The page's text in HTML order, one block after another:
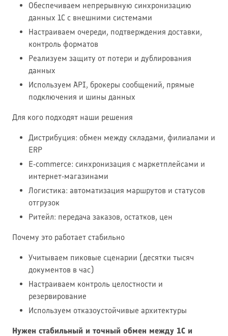
Обеспечиваем непрерывную синхронизацию
данных 1С с внешними системами
Настраиваем очереди, подтверждения доставки,
контроль форматов
Реализуем защиту от потери и дублирования
данных
Используем API, брокеры сообщений, прямые
подключения и шины данных
Для кого подходят наши решения
Дистрибуция: обмен между складами, филиалами и
ERP
E-commerce: синхронизация с маркетплейсами и
интернет-магазинами
Логистика: автоматизация маршрутов и статусов
отгрузок
Ритейл: передача заказов, остатков, цен
Почему это работает стабильно
Учитываем пиковые сценарии (десятки тысяч
документов в час)
Настраиваем контроль целостности и
резервирование
Используем отказоустойчивые архитектуры
Нужен стабильный и точный обмен между 1С и